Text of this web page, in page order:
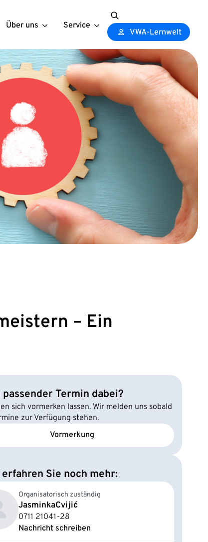
Über uns Service
Search
for:
VWA-Lernwelt
– Ein
passender Termin dabei?
sich vormerken lassen. Wir melden uns sobald
zur Verfügung stehen.
Vormerkung
Sie noch mehr:
Organisatorisch zuständig
JasminkaCvijić
0711 21041-28
Nachricht schreiben